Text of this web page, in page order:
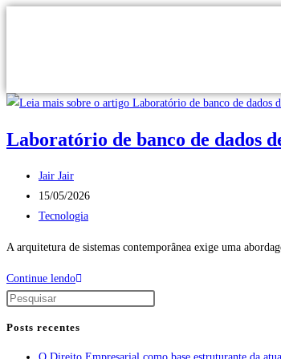
Laboratório de banco de dados
Jair Jair
15/05/2026
Tecnologia
A arquitetura de sistemas contemporânea exige uma
Continue lendo
Posts recentes